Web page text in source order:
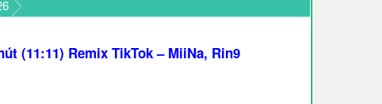
(11:11) Remix TikTok – MiiNa, Rin9